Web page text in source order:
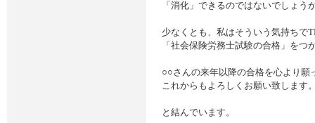
「消化」できるのではないでしょう
少なくとも、私はそういう気持ちで
「社会保険労務士試験の合格」をつ
○○さんの来年以降の合格を心より願
これからもよろしくお願い致します
と結んでいます。